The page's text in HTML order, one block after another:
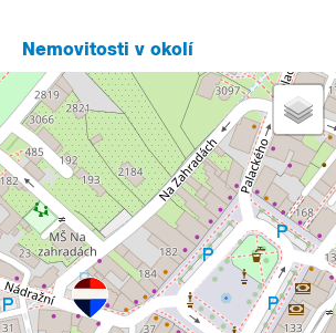
Nemovitosti v okolí